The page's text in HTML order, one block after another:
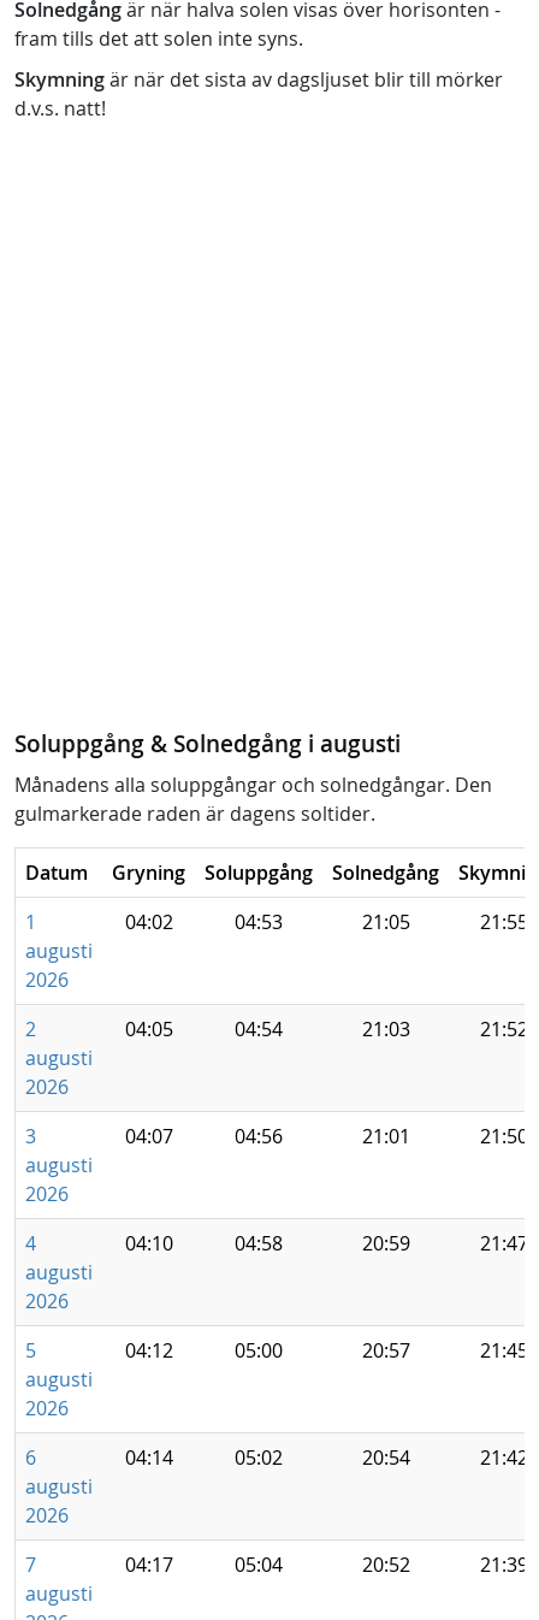
Solnedgångär när halva solen visas över horisonten -
fram tills det att solen inte syns.
Skymningär när det sista av dagsljuset blir till mörker
d.v.s. natt!
Soluppgång & Solnedgång i augusti
Månadens alla soluppgångar och solnedgångar. Den
gulmarkerade raden är dagens soltider.
Datum Gryning Soluppgång Solnedgång
1
augusti
2026
04:02 04:53 21:05 21:55
2
augusti
2026
04:05 04:54 21:03 21:52
3
augusti
2026
04:07 04:56 21:01 21:50
4
augusti
2026
04:10 04:58 20:59 21:47
5
augusti
2026
04:12 05:00 20:57 21:45
6
augusti
2026
04:14 05:02 20:54 21:42
7
augusti
04:17 05:04 20:52 21:39